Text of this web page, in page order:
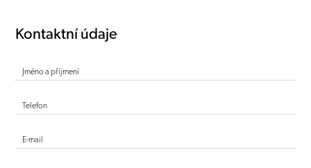
Kontaktní údaje
Jméno a příjmení
Telefon
E-mail